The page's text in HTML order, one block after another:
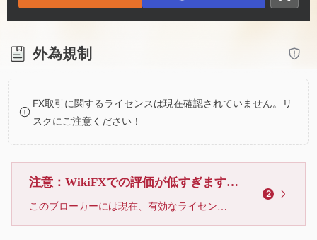
3
5
6
7
8
8
外為規制
FX取引に関するライセンスは現在確認されていません。リ
スクにご注意ください！
注意：WikiFXでの評価が低すぎます、利用しないでください
このブローカーには現在、有効なライセンスが確認されていません。リスクにご注意下さい！
2